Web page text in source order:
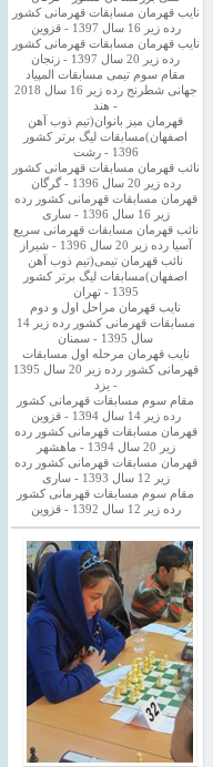
نایب قهرمان مسابقات قهرمانی کشور
رده زیر 16 سال 1397 - قزوین
نایب قهرمان مسابقات قهرمانی کشور
رده زیر 20 سال 1397 - زنجان
مقام سوم تیمی مسابقات المپیاد
جهانی شطرنج رده زیر 16 سال 2018
- هند
قهرمان میز بانوان(تیم ذوب آهن
اصفهان)مسابقات لیگ برتر کشور
1396 - رشت
نائب قهرمان مسابقات قهرمانی کشور
رده زیر 20 سال 1396 - گرگان
قهرمان مسابقات قهرمانی کشور رده
زیر 16 سال 1396 - ساری
نائب قهرمان مسابقات قهرمانی سریع
آسیا رده زیر 20 سال 1396 - شیراز
نائب قهرمان تیمی(تیم ذوب آهن
اصفهان)مسابقات لیگ برتر کشور
1395 - تهران
نایب قهرمان مراحل اول و دوم
مسابقات قهرمانی کشور رده زیر 14
سال 1395 - سمنان
نایب قهرمان مرحله اول مسابقات
قهرمانی کشور رده زیر 20 سال 1395
- یزد
مقام سوم مسابقات قهرمانی کشور
رده زیر 14 سال 1394 - قزوین
قهرمان مسابقات قهرمانی کشور رده
زیر 20 سال 1394 - ماهشهر
قهرمان مسابقات قهرمانی کشور رده
زیر 12 سال 1393 - ساری
مقام سوم مسابقات قهرمانی کشور
رده زیر 12 سال 1392 - قزوین